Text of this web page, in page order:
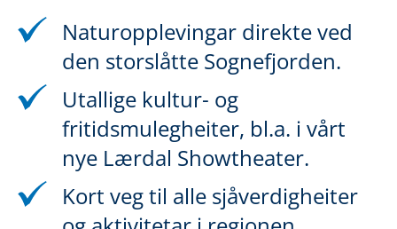
Naturopplevingar direkte ved
den storslåtte Sognefjorden.
Utallige kultur- og
fritidsmulegheiter, bl.a. i vårt
nye Lærdal Showtheater.
Kort veg til alle sjåverdigheiter